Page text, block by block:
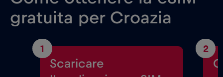
gratuita per Croazia
1
Scaricare
2